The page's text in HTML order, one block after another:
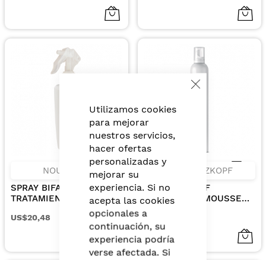
Close
Utilizamos cookies
para mejorar
nuestros servicios,
hacer ofertas
personalizadas y
mejorar su
experiencia. Si no
acepta las cookies
opcionales a
continuación, su
experiencia podría
verse afectada. Si
NOUVELLE
SPRAY BIFASICO
TRATAMIENTO
REVITALIZANTE 150ML
US$20,48
SCHWARZKOPF
SCHWARZKOPF
SILHOUETTE MOUSSE
FLEXIBLE HOLD 500ML.
US$39,00